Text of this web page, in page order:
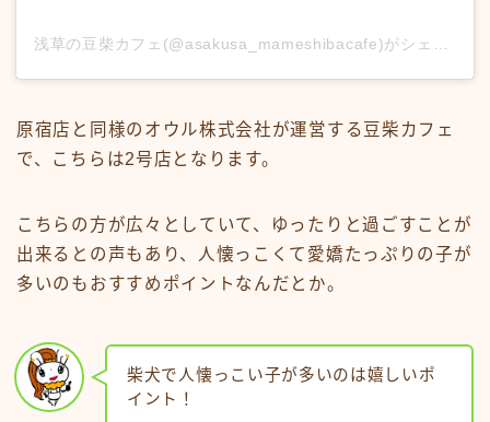
浅草の豆柴カフェ(@asakusa_mameshibacafe)がシェアした投稿
原宿店と同様のオウル株式会社が運営する豆柴カフェ
で、こちらは2号店となります。
こちらの方が広々としていて、ゆったりと過ごすことが
出来るとの声もあり、人懐っこくて愛嬌たっぷりの子が
多いのもおすすめポイントなんだとか。
柴犬で人懐っこい子が多いのは嬉しいポ
イント！